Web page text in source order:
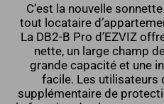
C’est la nouvelle
tout locataire
La DB2-B Pro d’EZVIZ
nette, un large champ
grande capacité et une
facile. Les utilisateurs
supplémentaire de